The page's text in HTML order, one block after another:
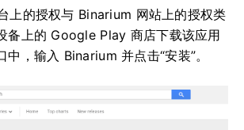
上的授权与 Binarium 网站上的授权类
备上的 Google Play 商店下载该应用
中，输入 Binarium 并点击“安装”。